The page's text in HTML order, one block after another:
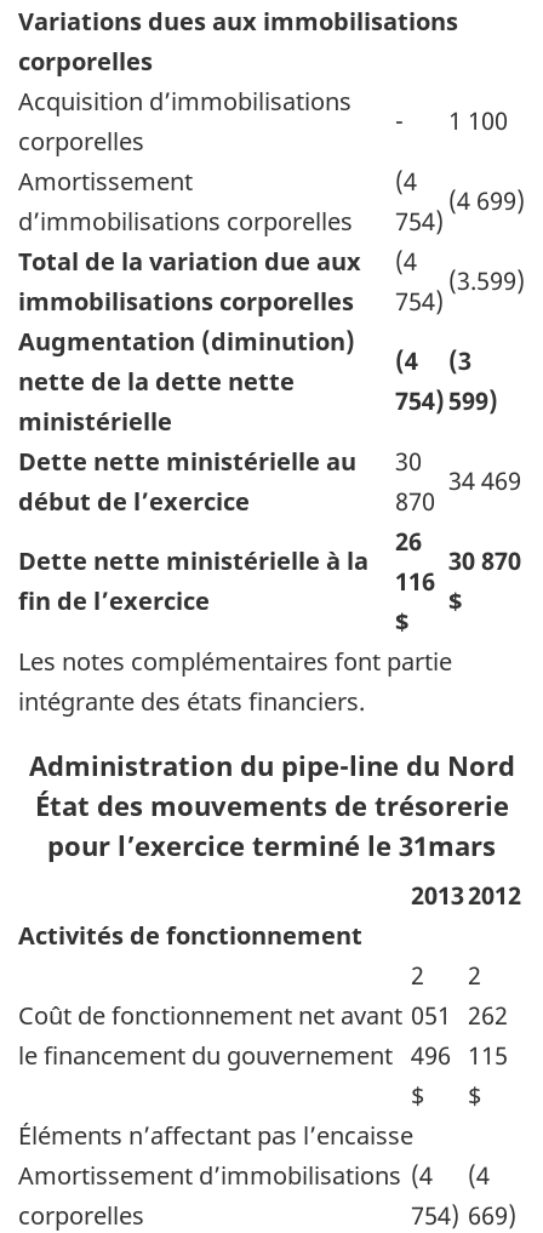
Variations dues aux immobilisations
corporelles
Acquisition d’immobilisations
corporelles
-
1 100
Amortissement
d’immobilisations corporelles
(4
754)
(4 699)
Total de la variation due aux
immobilisations corporelles
(4
754)
(3.599)
Augmentation (diminution)
nette de la dette nette
ministérielle
(4
754)
(3
599)
Dette nette ministérielle au
début de l’exercice
30
870
34 469
Dette nette ministérielle à la
fin de l’exercice
26
116
$
30 870
$
Les notes complémentaires font partie
intégrante des états financiers.
Administration du pipe-line du Nord
État des mouvements de trésorerie
pour l’exercice terminé le 31mars
20132012
Activités de fonctionnement
Coût de fonctionnement net avant
le financement du gouvernement
2
051
496
$
2
262
115
$
Éléments n’affectant pas l’encaisse
Amortissement d’immobilisations
corporelles
(4
754)
(4
669)